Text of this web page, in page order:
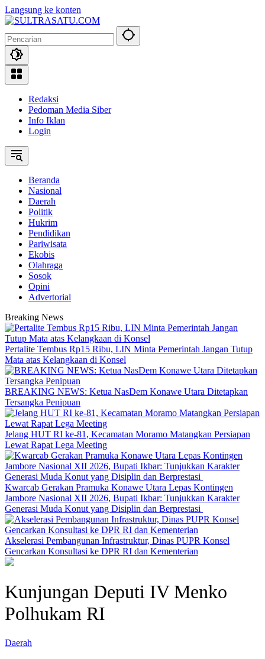
Langsung ke konten
Redaksi
Pedoman Media Siber
Info Iklan
Login
Beranda
Nasional
Daerah
Politik
Hukrim
Pendidikan
Pariwisata
Ekobis
Olahraga
Sosok
Opini
Advertorial
Breaking News
‎Pertalite Tembus Rp15 Ribu, LIN Minta Pemerintah Jangan Tutup
Mata atas Kelangkaan di Konsel
BREAKING NEWS: Ketua NasDem Konawe Utara Ditetapkan
Tersangka Penipuan
‎Jelang HUT RI ke-81, Kecamatan Moramo Matangkan Persiapan
Lewat Rapat Lega Meeting
‎Kwarcab Gerakan Pramuka Konawe Utara Lepas Kontingen
Jambore Nasional XII 2026, Bupati Ikbar: Tunjukkan Karakter
Generasi Muda Konut yang Disiplin dan Berprestasi ‎
Akselerasi Pembangunan Infrastruktur, Dinas PUPR Konsel
Gencarkan Konsultasi ke DPR RI dan Kementerian
Kunjungan Deputi IV Menko
Polhukam RI
Daerah